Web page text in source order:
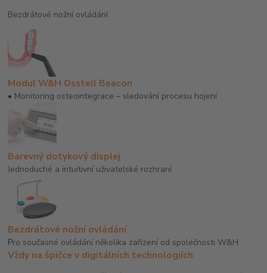
Bezdrátové nožní ovládání
Modul W&H Osstell Beacon
• Monitoring osteointegrace – sledování procesu hojení
Barevný dotykový displej
Jednoduché a intuitivní uživatelské rozhraní
Bezdrátové nožní ovládání
Pro současné ovládání několika zařízení od společnosti W&H
Vždy na špičce v digitálních technologiích